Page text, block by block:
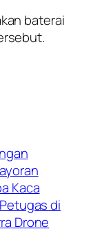
baterai
Kaca
di
Drone